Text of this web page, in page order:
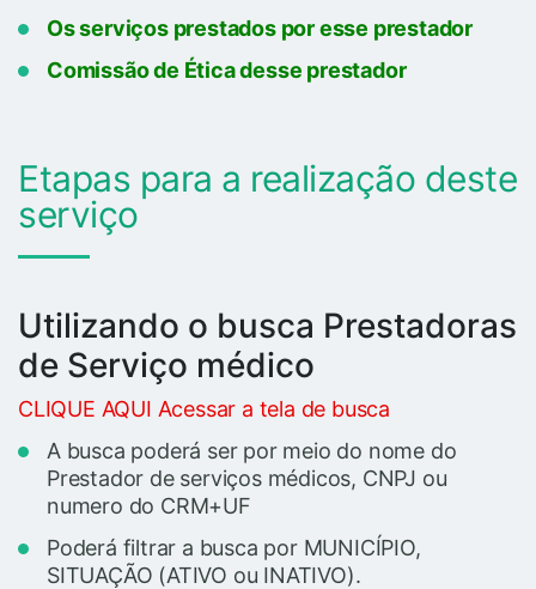
Os serviços prestados por esse prestador
Comissão de Ética desse prestador
Etapas para a realização deste
serviço
Utilizando o busca Prestadoras
de Serviço médico
CLIQUE AQUI Acessar a tela de busca
A busca poderá ser por meio do nome do
Prestador de serviços médicos, CNPJ ou
numero do CRM+UF
Poderá filtrar a busca por MUNICÍPIO,
SITUAÇÃO (ATIVO ou INATIVO).